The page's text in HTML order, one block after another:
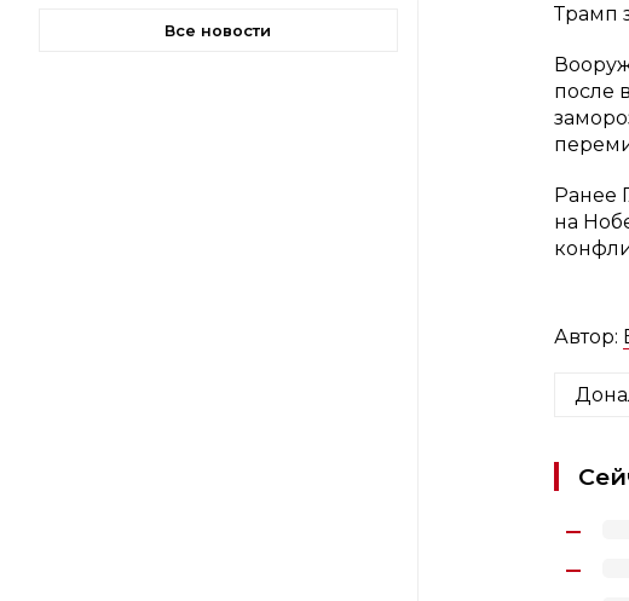
Все новости
Трамп
после
Ранее
на
Автор: